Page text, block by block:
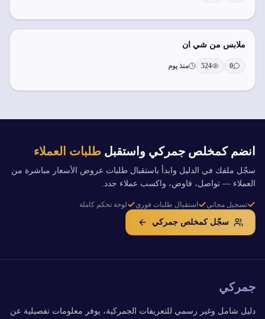
ملابس من شي ان
0
524 منذ يوم
انضم كمخلص جمركي واستقبل طلبات العملاء
سجّل ملفك في الدليل وابدأ باستقبال طلبات عروض الأسعار مباشرة من
العملاء — تواصل، فاوض، واكسب عملاء جدد.
تسجيل مجاني استقبال طلبات فوري لوحة تحكم كاملة
سجّل كمخلص جمركي
جمركي
دليل شامل وغير رسمي للتعريفات الجمركية، يوفر معلومات تفصيلية عن